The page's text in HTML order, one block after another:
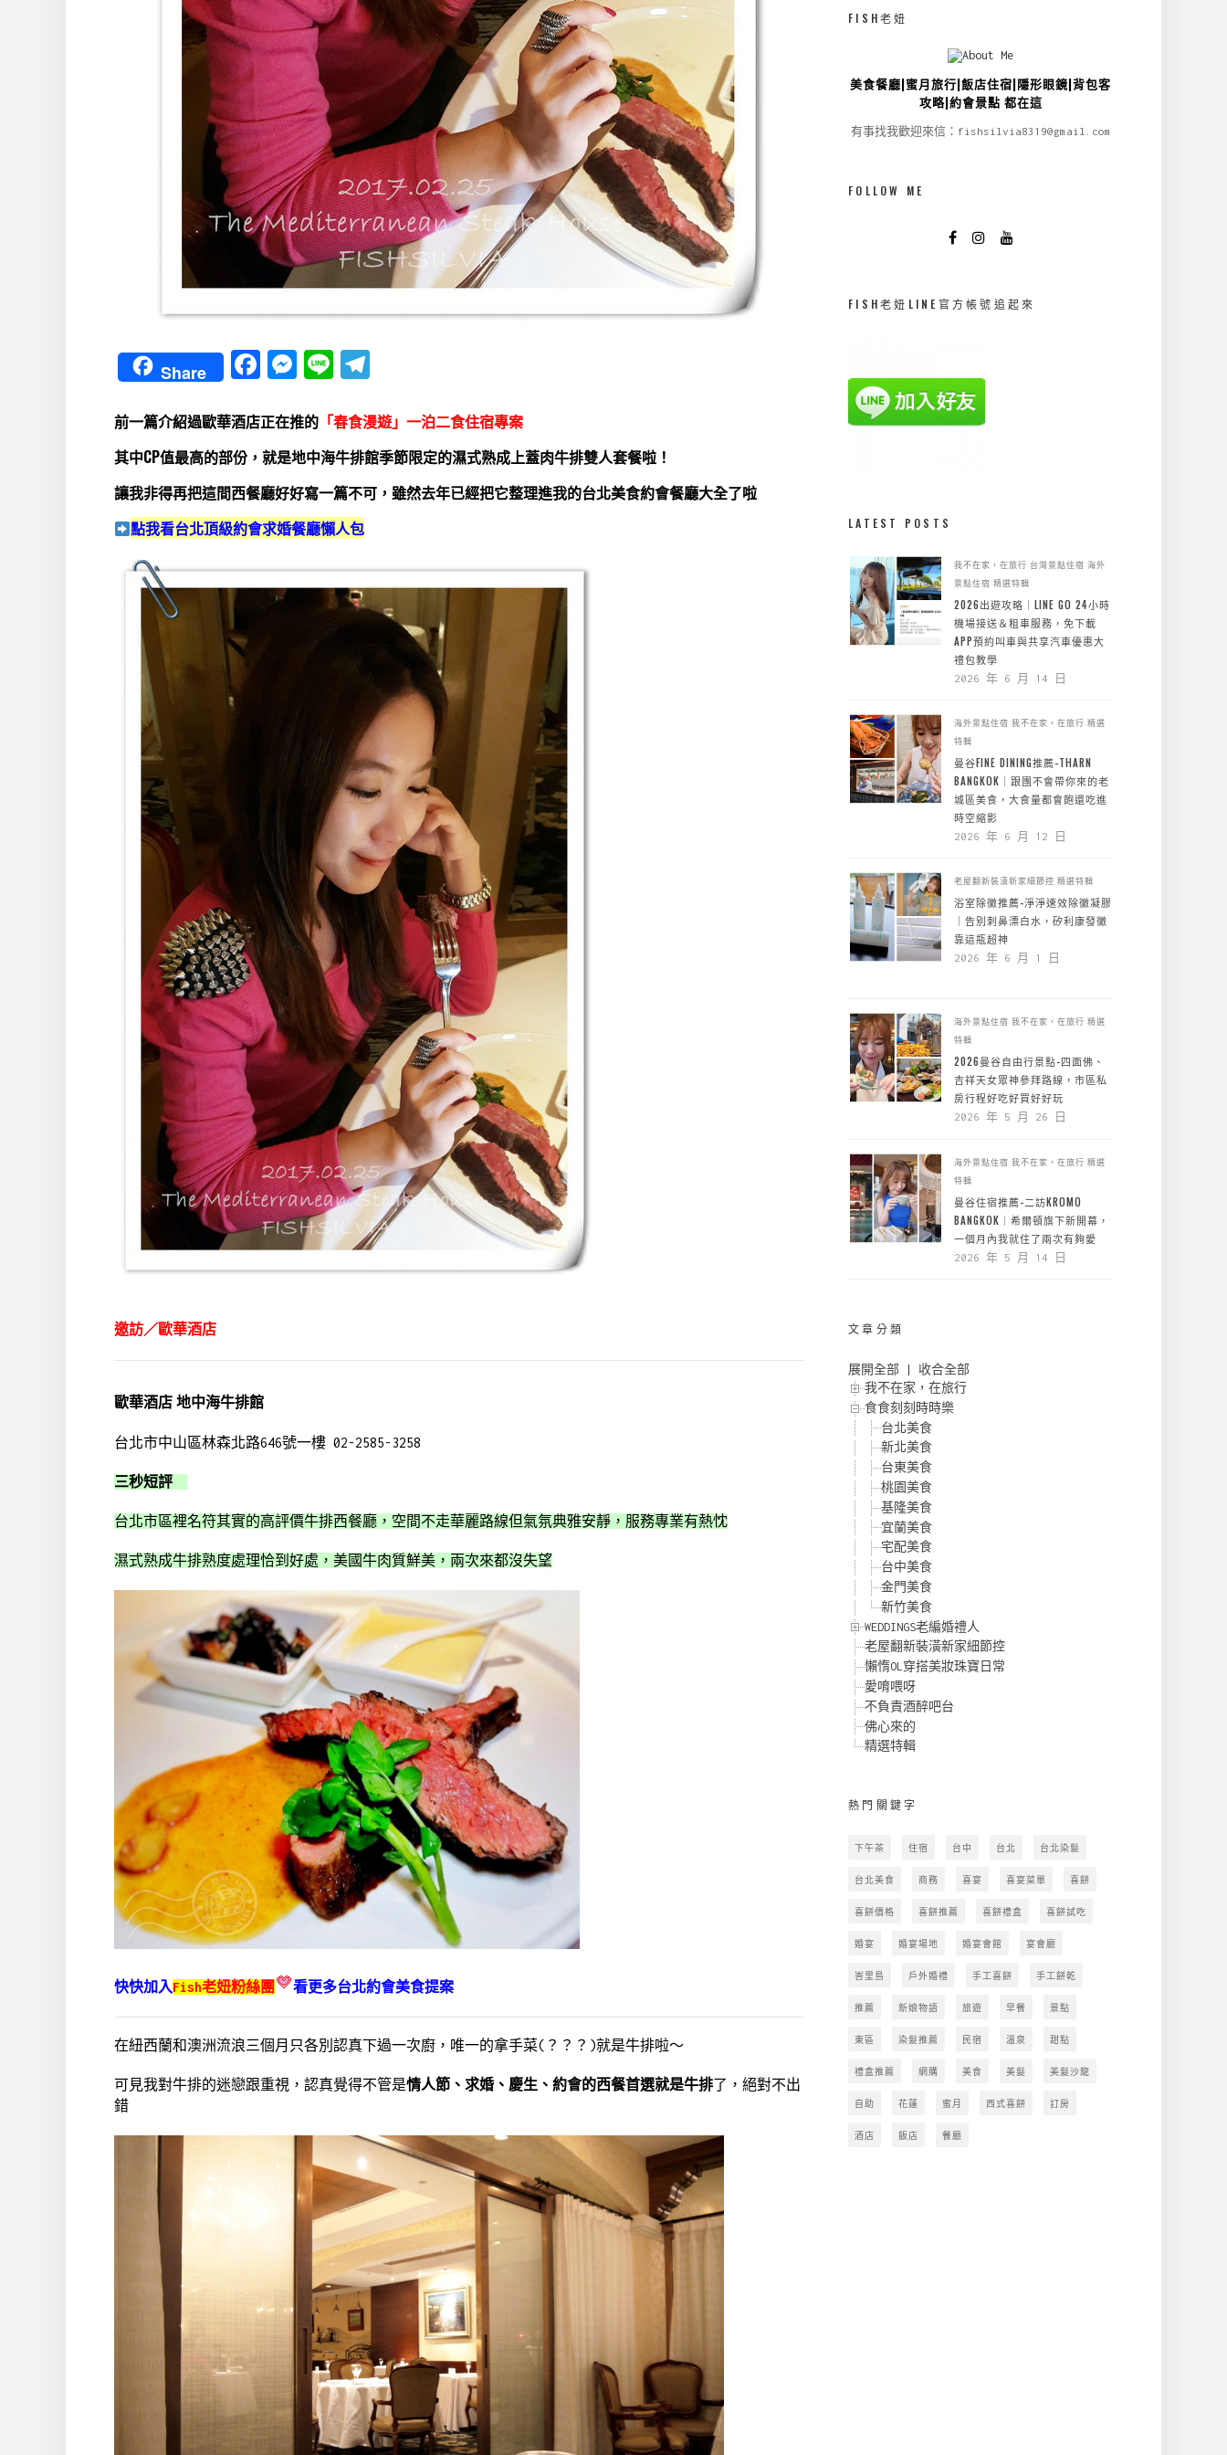
Share Facebook
Messenger
Line
前一篇介紹過歐華酒店正在推的 「春食漫遊」一泊二食住宿專案
其中CP值最高的部份，就是地中海牛排館季節限定的濕式熟成上蓋肉牛排雙人套餐啦！
讓我非得再把這間西餐廳好好寫一篇不可，雖然去年已經把它整理進我的台北美食約會餐廳大全了啦
點我看台北頂級約會求婚餐廳懶人包
邀訪／歐華酒店
歐華酒店 地中海牛排館
台北市中山區林森北路646號一樓 02-2585-3258
三秒短評
台北市區裡名符其實的高評價牛排西餐廳，空間不走華麗路線但氣氛典雅安靜，服務專業有熱忱
濕式熟成牛排熟度處理恰到好處，美國牛肉質鮮美，兩次來都沒失望
快快加入Fish老妞粉絲團 看更多台北約會美食提案
在紐西蘭和澳洲流浪三個月只各別認真下過一次廚，唯一的拿手菜(？？？)就是牛排啦～
可見我對牛排的迷戀跟重視，認真覺得不管是情人節、求婚、慶生、約會的西餐首選就是牛排了，絕對不出
錯
FISH老妞
美食餐廳|蜜月旅行|飯店住宿|隱形眼鏡|背包客
攻略|約會景點 都在這
有事找我歡迎來信：fishsilvia8319@gmail.com
FOLLOW ME
FISH老妞LINE官方帳號追起來
LATEST POSTS
我不在家，在旅行 台灣景點住宿 海外
景點住宿 精選特輯
2026出遊攻略｜LINE GO 24小時
機場接送＆租車服務，免下載
APP預約叫車與共享汽車優惠大
禮包教學
2026 年 6 月 14 日
海外景點住宿 我不在家，在旅行 精選
特輯
曼谷FINE DINING推薦-THARN
BANGKOK｜跟團不會帶你來的老
城區美食，大食量都會飽還吃進
時空縮影
2026 年 6 月 12 日
老屋翻新裝潢新家細節控 精選特輯
浴室除黴推薦-淨淨速效除黴凝膠
｜告別刺鼻漂白水，矽利康發黴
靠這瓶超神
2026 年 6 月 1 日
海外景點住宿 我不在家，在旅行 精選
特輯
2026曼谷自由行景點-四面佛、
吉祥天女眾神參拜路線，市區私
房行程好吃好買好好玩
2026 年 5 月 26 日
海外景點住宿 我不在家，在旅行 精選
特輯
曼谷住宿推薦-二訪KROMO
BANGKOK｜希爾頓旗下新開幕，
一個月內我就住了兩次有夠愛
2026 年 5 月 14 日
文章分類
展開全部
收合全部
我不在家，在旅行
食食刻刻時時樂
台北美食
新北美食
台東美食
桃園美食
基隆美食
宜蘭美食
宅配美食
台中美食
金門美食
新竹美食
WEDDINGS老編婚禮人
老屋翻新裝潢新家細節控
懶惰OL穿搭美妝珠寶日常
愛唷喂呀
不負責酒醉吧台
佛心來的
精選特輯
熱門關鍵字
下午茶 住宿 台中 台北 台北染髮
台北美食 商務 喜宴 喜宴菜單 喜餅
喜餅價格 喜餅推薦 喜餅禮盒 喜餅試吃
婚宴 婚宴場地 婚宴會館 宴會廳
峇里島 戶外婚禮 手工喜餅 手工餅乾
推薦 新娘物語 旅遊 早餐 景點
東區 染髮推薦 民宿 溫泉 甜點
禮盒推薦 網購 美食 美髮 美髮沙龍
自助 花蓮 蜜月 西式喜餅 訂房
酒店 飯店 餐廳